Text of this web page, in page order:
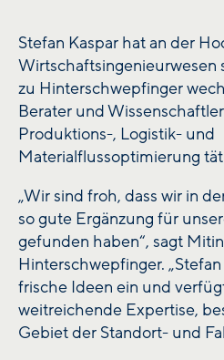
Stefan Kaspar hat an der
Wirtschaftsingenieurwesen
zu Hinterschwepfinger
Berater und
Produktions-, Logistik- und
Materialflussoptimierung
„Wir sind froh, dass wir in
so gute Ergänzung für
gefunden haben“, sagt
Hinterschwepfinger.
frische Ideen ein und
weitreichende Expertise,
Gebiet der Standort- und